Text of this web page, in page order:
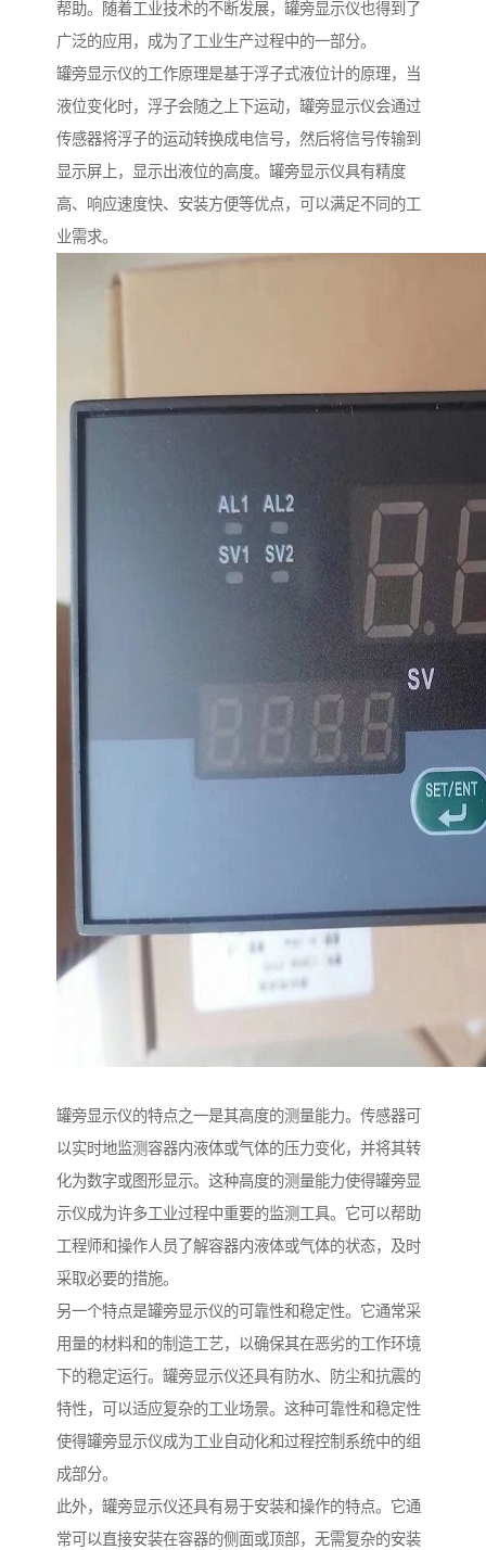
帮助。随着工业技术的不断发展，罐旁显示仪也得到了
广泛的应用，成为了工业生产过程中的一部分。
罐旁显示仪的工作原理是基于浮子式液位计的原理，当
液位变化时，浮子会随之上下运动，罐旁显示仪会通过
传感器将浮子的运动转换成电信号，然后将信号传输到
显示屏上，显示出液位的高度。罐旁显示仪具有精度
高、响应速度快、安装方便等优点，可以满足不同的工
业需求。
罐旁显示仪的特点之一是其高度的测量能力。传感器可
以实时地监测容器内液体或气体的压力变化，并将其转
化为数字或图形显示。这种高度的测量能力使得罐旁显
示仪成为许多工业过程中重要的监测工具。它可以帮助
工程师和操作人员了解容器内液体或气体的状态，及时
采取必要的措施。
另一个特点是罐旁显示仪的可靠性和稳定性。它通常采
用量的材料和的制造工艺，以确保其在恶劣的工作环境
下的稳定运行。罐旁显示仪还具有防水、防尘和抗震的
特性，可以适应复杂的工业场景。这种可靠性和稳定性
使得罐旁显示仪成为工业自动化和过程控制系统中的组
成部分。
此外，罐旁显示仪还具有易于安装和操作的特点。它通
常可以直接安装在容器的侧面或顶部，无需复杂的安装